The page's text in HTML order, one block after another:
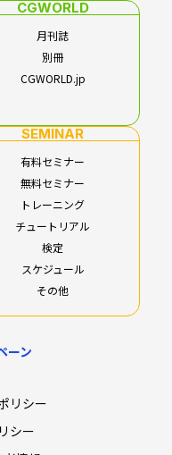
CGWORLD
月刊誌
別冊
CGWORLD.jp
SEMINAR
有料セミナー
無料セミナー
トレーニング
チュートリアル
検定
スケジュール
その他
ーン
リシー
シー